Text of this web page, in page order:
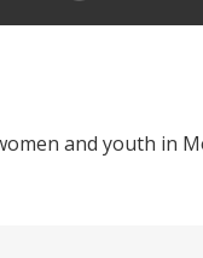
and youth in